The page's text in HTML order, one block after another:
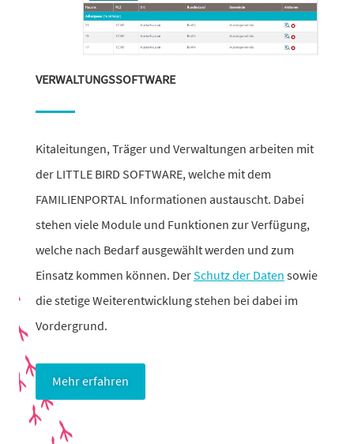
VERWALTUNGSSOFTWARE
Kitaleitungen, Träger und Verwaltungen arbeiten mit
der LITTLE BIRD SOFTWARE, welche mit dem
FAMILIENPORTAL Informationen austauscht. Dabei
stehen viele Module und Funktionen zur Verfügung,
welche nach Bedarf ausge­wählt werden und zum
Einsatz kommen können. DerSchutz der Daten sowie
die stetige Weiterentwicklung stehen bei dabei im
Vordergrund.
Mehr erfahren